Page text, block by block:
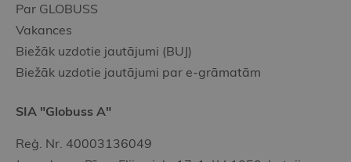
Par GLOBUSS
Vakances
Biežāk uzdotie jautājumi (BUJ)
Biežāk uzdotie jautājumi par e-grāmatām
SIA "Globuss A"
Reģ. Nr. 40003136049